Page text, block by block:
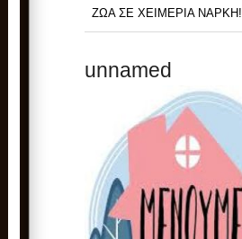
ΖΩΑ ΣΕ ΧΕΙΜΕΡΙΑ ΝΑΡΚΗ!
unnamed